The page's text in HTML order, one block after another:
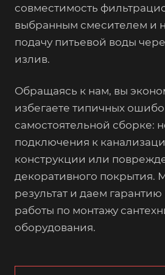
совместимость
выбранным смесителем и
подачу питьевой воды
излив.
Обращаясь к нам, вы
избегаете типичных
самостоятельной сборке:
подключения к
конструкции или
декоративного покрытия.
результат и даем
работы по монтажу
оборудования.